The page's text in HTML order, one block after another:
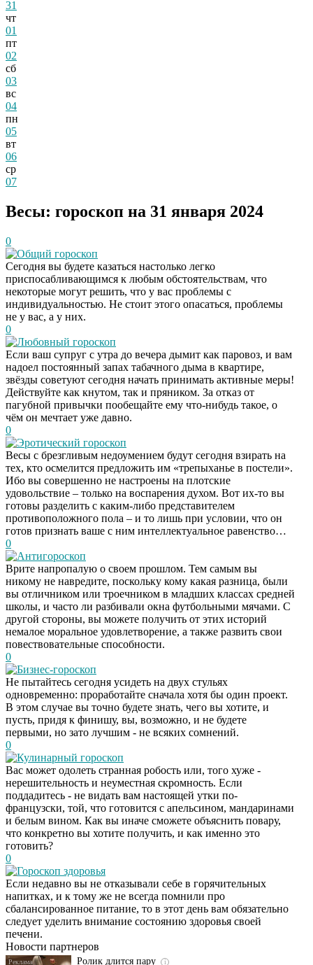
31
чт
01
пт
02
сб
03
вс
04
пн
05
вт
06
ср
07
Весы: гороскоп на 31 января 2024
0
Общий гороскоп
Сегодня вы будете казаться настолько легко
приспосабливающимся к любым обстоятельствам, что
некоторые могут решить, что у вас проблемы с
индивидуальностью. Не стоит этого опасаться, проблемы
не у вас, а у них.
0
Любовный гороскоп
Если ваш супруг с утра до вечера дымит как паровоз, и вам
надоел постоянный запах табачного дыма в квартире,
звёзды советуют сегодня начать принимать активные меры!
Действуйте как кнутом, так и пряником. За отказ от
пагубной привычки пообещайте ему что-нибудь такое, о
чём он мечтает уже давно.
0
Эротический гороскоп
Весы с брезгливым недоумением будут сегодня взирать на
тех, кто осмелится предложить им «трепыханье в постели».
Ибо вы совершенно не настроены на плотские
удовольствие – только на воспарения духом. Вот их-то вы
готовы разделить с каким-либо представителем
противоположного пола – и то лишь при условии, что он
готов признать ваше с ним интеллектуальное равенство…
0
Антигороскоп
Врите напропалую о своем прошлом. Тем самым вы
никому не навредите, поскольку кому какая разница, были
вы отличником или троечником в младших классах средней
школы, и часто ли разбивали окна футбольными мячами. С
другой стороны, вы можете получить от этих историй
немалое моральное удовлетворение, а также развить свои
повествовательные способности.
0
Бизнес-гороскоп
Не пытайтесь сегодня усидеть на двух стульях
одновременно: проработайте сначала хотя бы один проект.
В этом случае вы точно будете знать, чего вы хотите, и
пусть, придя к финишу, вы, возможно, и не будете
первыми, но зато лучшим - не всяких сомнений.
0
Кулинарный гороскоп
Вас может одолеть странная робость или, того хуже -
нерешительность и неуместная скромность. Если
поддадитесь - не видать вам настоящей утки по-
французски, той, что готовится с апельсином, мандаринами
и белым вином. Как вы иначе сможете объяснить повару,
что конкретно вы хотите получить, и как именно это
готовить?
0
Гороскоп здоровья
Если недавно вы не отказывали себе в горячительных
напитках, и к тому же не всегда помнили про
сбалансированное питание, то в этот день вам обязательно
следует уделить внимание состоянию здоровья своей
печени.
Новости партнеров
i
Этот танец невесты
оставит вас без слов!
Пересмотрела 10 раз
i
Ролик длится пару